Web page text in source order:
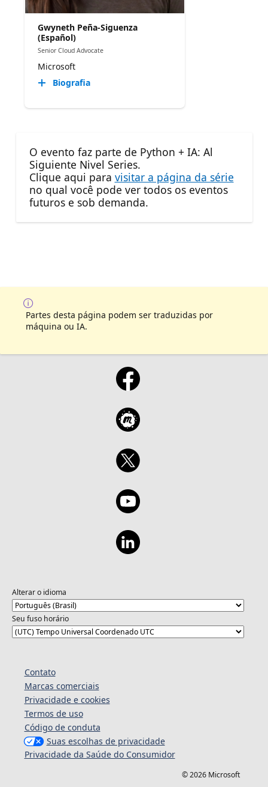
Gwyneth Peña-Siguenza
(Español)
Senior Cloud Advocate
Microsoft
Biografia
O evento faz parte de Python + IA: Al
Siguiente Nivel Series.
Clique aqui para visitar a página da série
no qual você pode ver todos os eventos
futuros e sob demanda.
Partes desta página podem ser traduzidas por
máquina ou IA.
Alterar o idioma
Seu fuso horário
Contato
Marcas comerciais
Privacidade e cookies
Termos de uso
Código de conduta
Suas escolhas de privacidade
Privacidade da Saúde do Consumidor
© 2026 Microsoft